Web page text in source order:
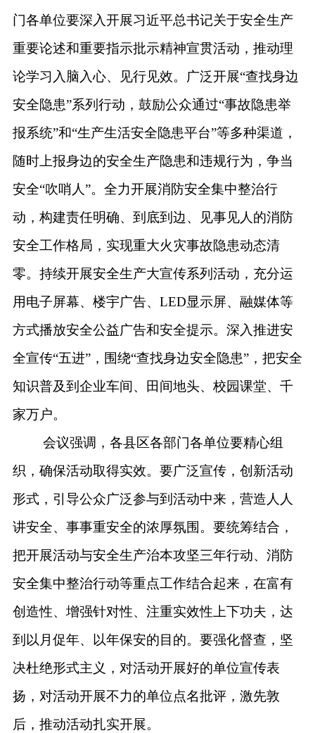
门各单位要深入开展习近平总书记关于安全生产
重要论述和重要指示批示精神宣贯活动，推动理
论学习入脑入心、见行见效。广泛开展“查找身边
安全隐患”系列行动， 鼓励公众通过“事故隐患举
报系统”和“生产生活安全隐患平台”等多种渠道，
随时上报身边的安全生产隐患和违规行为，争当
安全“吹哨人”。 全力开展消防安全集中整治行
动，构建责任明确、到底到边、见事见人的消防
安全工作格局，实现重大火灾事故隐患动态清
零。持续开展安全生产大宣传系列活动，充分运
用电子屏幕、楼宇广告、 LED显示屏、融媒体等
方式播放安全公益广告和安全提示。深入推进安
全宣传“五进”，围绕“查找身边安全隐患”，把安全
知识普及到企业车间、田间地头、校园课堂、千
家万户。
会议强调， 各县区各部门各单位要精心组
织，确保活动取得实效。要广泛宣传，创新活动
形式， 引导公众广泛参与到活动中来，营造人人
讲安全、事事重安全的浓厚氛围。 要统筹结合，
把开展活动与安全生产治本攻坚三年行动、消防
安全集中整治行动等重点工作结合起来，在富有
创造性、增强针对性、注重实效性上下功夫，达
到以月促年、以年保安的目的。要强化督查，坚
决杜绝形式主义，对活动开展好的单位宣传表
扬，对活动开展不力的单位点名批评，激先敦
后，推动活动扎实开展。